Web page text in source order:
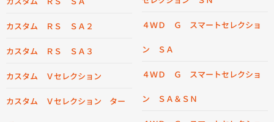
カスタム ＲＳ ＳＡ２
カスタム ＲＳ ＳＡ３
カスタム Ｖセレクション
カスタム Ｖセレクション ター
４ＷＤ Ｇ スマートセレクショ
ン ＳＡ
４ＷＤ Ｇ スマートセレクショ
ン ＳＡ＆ＳＮ